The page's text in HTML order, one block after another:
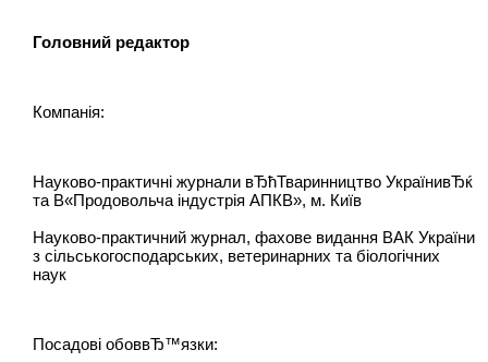
Головний редактор
Компанія:
Науково-практичні журнали вЂћТваринництво УкраїнивЂќ
та В«Продовольча індустрія АПКВ», м. Київ
Науково-практичний журнал, фахове видання ВАК України
з сільськогосподарських, ветеринарних та біологічних
наук
Посадові обоввЂ™язки: